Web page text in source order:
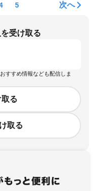
5 次へ
受け取る
すすめ情報なども配信しま
る
取る